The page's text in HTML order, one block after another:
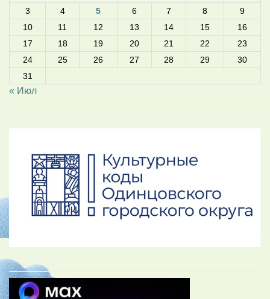
3
4 5 6 7 8
9
10
11 12 13 14 15
16
17
18 19 20 21 22
23
24
25 26 27 28 29
30
31
« Июл